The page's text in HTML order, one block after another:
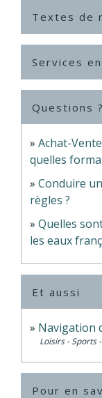
Textes de
Services
Questions
Achat-
quelles
Conduire
règles ?
Quelles
les eaux
Et aussi
Navigation
Loisirs - Sports
Pour en